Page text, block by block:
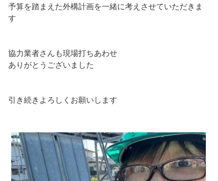
予算を踏まえた外構計画を一緒に考えさせていただきま
す
協力業者さんも現場打ちあわせ
ありがとうございました
引き続きよろしくお願いします